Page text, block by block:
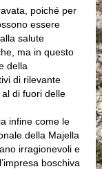
poiché per
essere
salute
ma in questo
della
di rilevante
di fuori delle
infine come le
della Majella
irragionevoli e
boschiva